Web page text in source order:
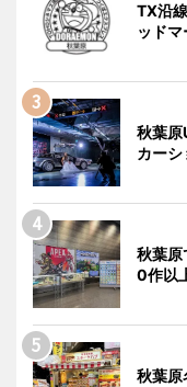
TX沿
ッド
秋葉原
カーシ
秋葉
0作以
秋葉原